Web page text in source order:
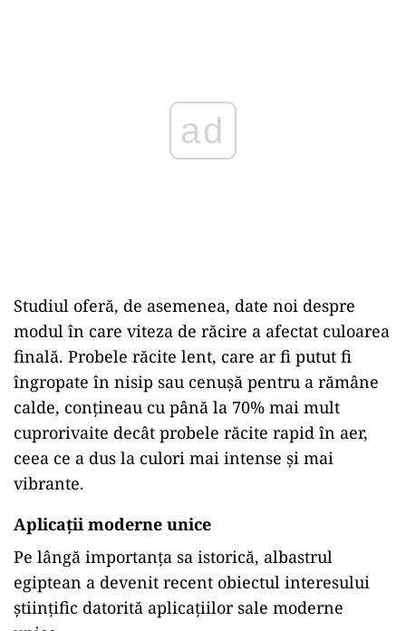
ad
Studiul oferă, de asemenea, date noi despre
modul în care viteza de răcire a afectat culoarea
finală. Probele răcite lent, care ar fi putut fi
îngropate în nisip sau cenușă pentru a rămâne
calde, conțineau cu până la 70% mai mult
cuprorivaite decât probele răcite rapid în aer,
ceea ce a dus la culori mai intense și mai
vibrante.
Aplicații moderne unice
Pe lângă importanța sa istorică, albastrul
egiptean a devenit recent obiectul interesului
științific datorită aplicațiilor sale moderne